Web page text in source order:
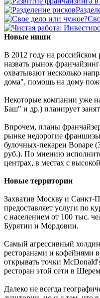
Новые ниши
В 2012 году на российском
назвать рынок
охватывают несколько
дома", помощь на дому
Некоторые компании уже
Баш" и др.) планирует
Впрочем, планы
рынке недорогие
булочных-пекарен Bonape
руб.). По мнению
центрах, в местах с
Новые территории
Захватив Москву и Санкт-
предоставляет услуги по
с населением от 100 тыс.
Бурятии и Мордовии.
Самый агрессивный
ресторанами и кофейнями
открывать точки
ресторан этой сети в
Далеко не всегда